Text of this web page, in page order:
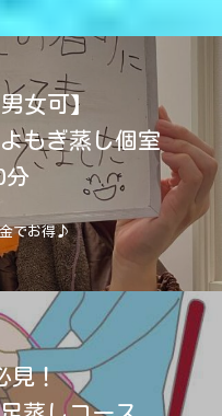
女可】
よもぎ蒸し個室
分
でお得♪
見！